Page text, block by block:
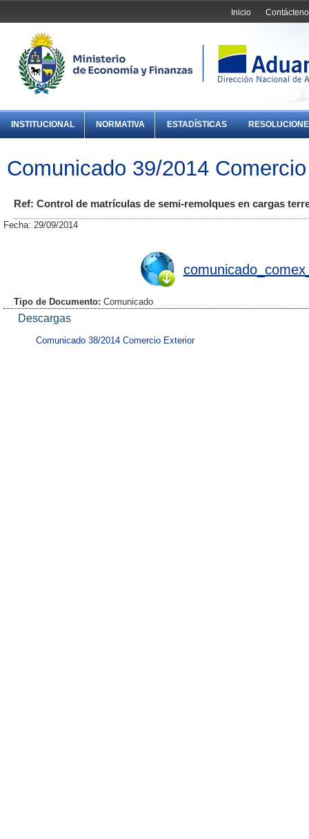
Inicio
INSTITUCIONAL NORMATIVA ESTADÍSTICAS
Comunicado 39/2014
Ref: Control de matrículas de semi-remolques en cargas
Fecha: 29/09/2014
Tipo de Documento: Comunicado
Descargas
Comunicado 38/2014 Comercio Exterior